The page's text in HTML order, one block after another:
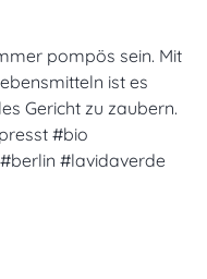
pompös sein. Mit
ist es
Gericht zu zaubern.
#bio
#berlin #lavidaverde